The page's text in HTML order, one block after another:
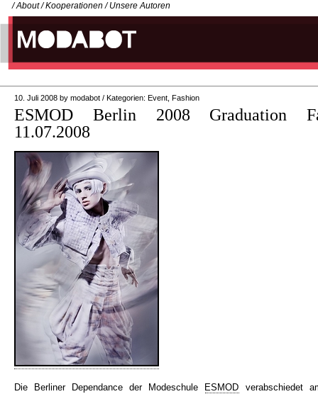
/ About / Kooperationen / Unsere Autoren
10. Juli 2008 by modabot / Kategorien: Event Fashion
ESMOD Berlin 2008 Graduation
11.07.2008
Die Berliner Dependance der Modeschule ESMOD verabschiedet